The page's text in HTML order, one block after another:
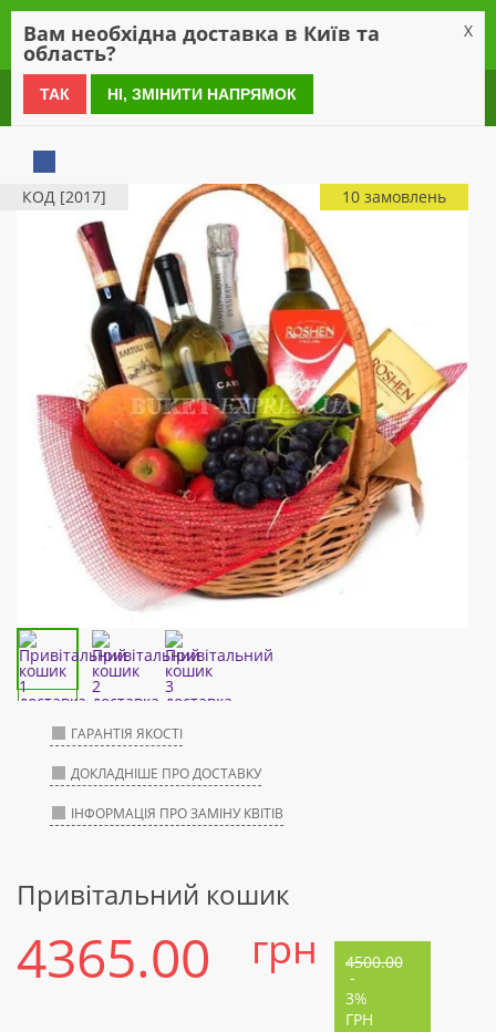
0 800 21 54 55
КОД [2017] 10 замовлень
ГАРАНТІЯ ЯКОСТІ
ДОКЛАДНІШЕ ПРО ДОСТАВКУ
ІНФОРМАЦІЯ ПРО ЗАМІНУ КВІТІВ
Привітальний кошик
4365.00 грн 4500.00
-
3%
ГРН
Вам необхідна доставка в Київ та
область?
X
ТАК НІ, ЗМІНИТИ НАПРЯМОК